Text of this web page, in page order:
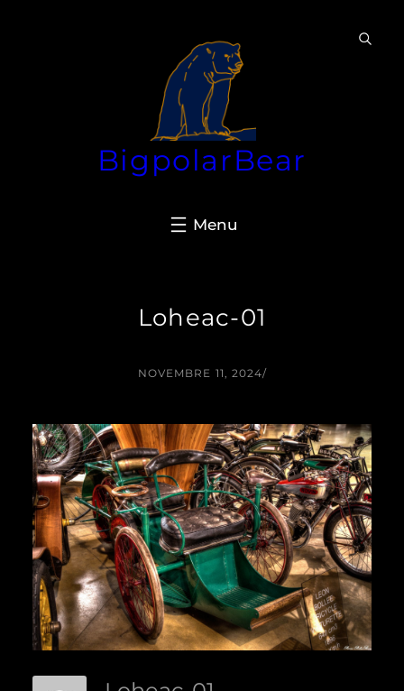
BigpolarBear
Loheac-01
NOVEMBRE 11, 2024/